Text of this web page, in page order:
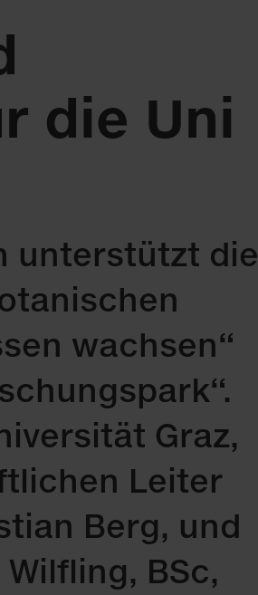
die Uni
unterstützt die
wachsen“
Graz,
Leiter
Berg, und
BSc,